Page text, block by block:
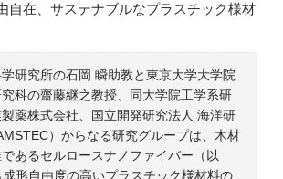
自在、サステナブルなプラスチック様材
研究所の石岡 瞬助教と東京大学大学院
科の齋藤継之教授、同大学院工学系研
薬株式会社、国立開発研究法人 海洋研
）からなる研究グループは、木材
あるセルロースナノファイバー（以
形自由度の高いプラスチック様材料の